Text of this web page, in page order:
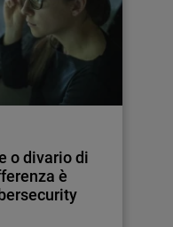
o divario di
è